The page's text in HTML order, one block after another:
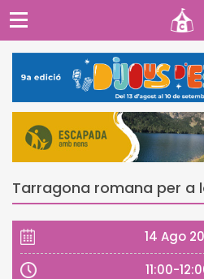
Tarragona romana per a
14 Ago
11:00-